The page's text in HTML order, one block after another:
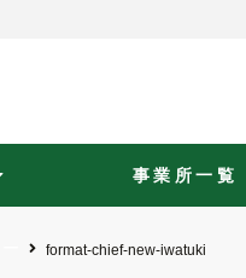
事業所一覧
format-chief-new-iwatuki